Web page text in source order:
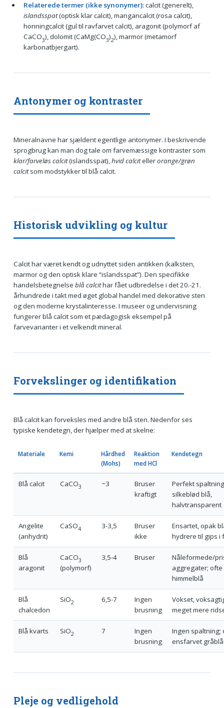
Relaterede termer (ikke synonymer):calcit (generelt),
islandsspat(optisk klar calcit), mangancalcit (rosa calcit),
honningcalcit (gul til ravfarvet calcit), aragonit (polymorf af
CaCO3), dolomit (CaMg(CO3)2), marmor (metamorf
karbonatbjergart).
Antonymer og kontraster
Mineralnavne har sjældent egentlige antonymer. I beskrivende
sprogbrug kan man dog tale om farvemæssige kontraster som
klar/farveløs calcit(islandsspat),hvid calcitellerorange/grøn
calcitsom modstykker til blå calcit.
Historisk udvikling og kultur
Calcit har været kendt og udnyttet siden antikken (kalksten,
marmor og den optisk klare “islandsspat”). Den specifikke
handelsbetegnelse blå calcithar fået udbredelse i det 20.-21.
århundrede i takt med øget global handel med dekorative sten
og den moderne krystalinteresse. I museer og undervisning
fungerer blå calcit som et pædagogisk eksempel på
farvevarianter i et velkendt mineral.
Forvekslinger og identifikation
Blå calcit kan forveksles med andre blå sten. Nedenfor ses
typiske kendetegn, der hjælper med at skelne:
Materiale Kemi
Hårdhed
(Mohs)
Reaktion
med HCl
Kendetegn
Blå calcit CaCO3 ~3
Bruser
kraftigt
Perfekt
silkeblød blå,
halvtransparent
Angelite
(anhydrit)
CaSO4 3-3,5
Bruser
ikke
Ensartet, opak
hydrere til gips i
Blå
aragonit
CaCO3
(polymorf)
3,5-4 Bruser
Nåleformede/
aggregater; ofte
himmelblå
Blå
chalcedon
SiO2 6,5-7
Ingen
brusning
Vokset,
meget mere
Blå kvarts SiO2 7
Ingen
brusning
Ingen spaltning;
ensfarvet gråblå
Pleje og vedligehold